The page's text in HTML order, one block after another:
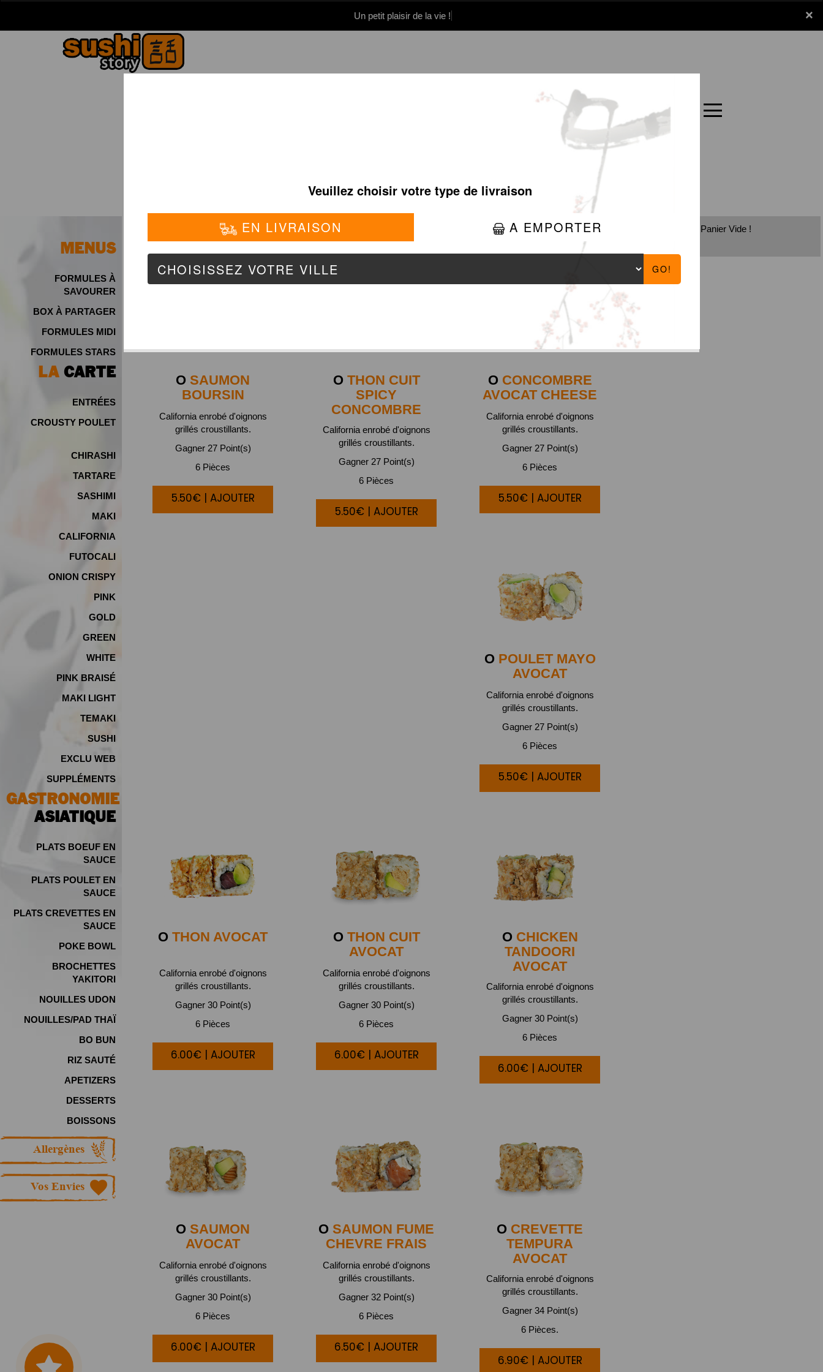
×
Un petit plaisir de la vie !
Panier Carte
x
MENUS
FORMULES À
SAVOURER
BOX À PARTAGER
FORMULES MIDI
FORMULES STARS
LA CARTE
ENTRÉES
CROUSTY POULET
CHIRASHI
TARTARE
SASHIMI
MAKI
CALIFORNIA
FUTOCALI
ONION CRISPY
PINK
GOLD
GREEN
WHITE
PINK BRAISÉ
MAKI LIGHT
TEMAKI
SUSHI
EXCLU WEB
SUPPLÉMENTS
GASTRONOMIE
ASIATIQUE
PLATS BOEUF EN
SAUCE
PLATS POULET EN
SAUCE
PLATS CREVETTES EN
SAUCE
POKE BOWL
BROCHETTES
YAKITORI
NOUILLES UDON
NOUILLES/PAD THAÏ
BO BUN
RIZ SAUTÉ
APETIZERS
DESSERTS
BOISSONS
Allergènes
Vos Envies
ONION CRISPY
O SAUMON
BOURSIN
California enrobé d'oignons
grillés croustillants.
Gagner 27 Point(s)
6 Pièces
5.50€ | AJOUTER
OTHON CUIT
SPICY
CONCOMBRE
California enrobé d'oignons
grillés croustillants.
Gagner 27 Point(s)
6 Pièces
5.50€ | AJOUTER
OCONCOMBRE
AVOCAT CHEESE
California enrobé d'oignons
grillés croustillants.
Gagner 27 Point(s)
6 Pièces
5.50€ | AJOUTER
OPOULET MAYO
AVOCAT
California enrobé d'oignons
grillés croustillants.
Gagner 27 Point(s)
6 Pièces
5.50€ | AJOUTER
O THON AVOCAT
California enrobé d'oignons
grillés croustillants.
Gagner 30 Point(s)
6 Pièces
6.00€ | AJOUTER
OTHON CUIT
AVOCAT
California enrobé d'oignons
grillés croustillants.
Gagner 30 Point(s)
6 Pièces
6.00€ | AJOUTER
OCHICKEN
TANDOORI
AVOCAT
California enrobé d'oignons
grillés croustillants.
Gagner 30 Point(s)
6 Pièces
6.00€ | AJOUTER
O SAUMON
AVOCAT
California enrobé d'oignons
grillés croustillants.
Gagner 30 Point(s)
6 Pièces
6.00€ | AJOUTER
O SAUMON FUME
CHEVRE FRAIS
California enrobé d'oignons
grillés croustillants.
Gagner 32 Point(s)
6 Pièces
6.50€ | AJOUTER
O CREVETTE
TEMPURA
AVOCAT
California enrobé d'oignons
grillés croustillants.
Gagner 34 Point(s)
6 Pièces.
6.90€ | AJOUTER
Panier Vide !